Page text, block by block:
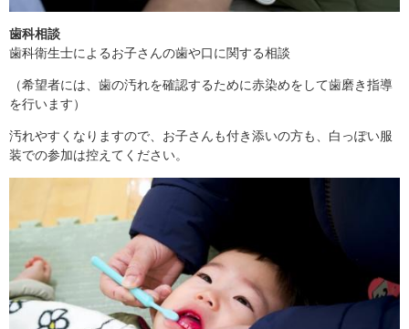
歯科相談
歯科衛生士によるお子さんの歯や口に関する相談
（希望者には、歯の汚れを確認するために赤染めをして歯磨き指導
を行います）
汚れやすくなりますので、お子さんも付き添いの方も、白っぽい服
装での参加は控えてください。